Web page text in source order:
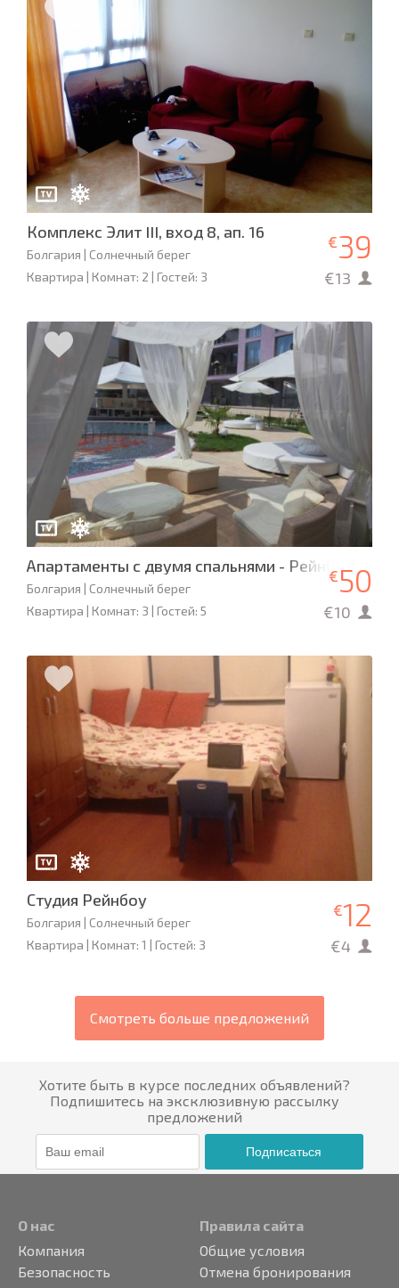
Комплекс Элит III, вход 8, ап. 16
Болгария | Солнечный берег
Квартира | Комнат: 2 | Гостей: 3
€39
€13
Апартаменты с двумя спальнями - Рейнбоу-3
Болгария | Солнечный берег
Квартира | Комнат: 3 | Гостей: 5
€50
€10
Студия Рейнбоу
Болгария | Солнечный берег
Квартира | Комнат: 1 | Гостей: 3
€12
€4
Смотреть больше предложений
Хотите быть в курсе последних объявлений?
Подпишитесь на эксклюзивную рассылку
предложений
Подписаться
О нас
Компания
Безопасность
Правила сайта
Общие условия
Отмена бронирования